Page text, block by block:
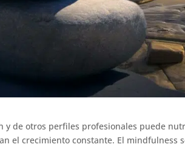
y de otros perfiles profesionales puede
el crecimiento constante. El mindfulness